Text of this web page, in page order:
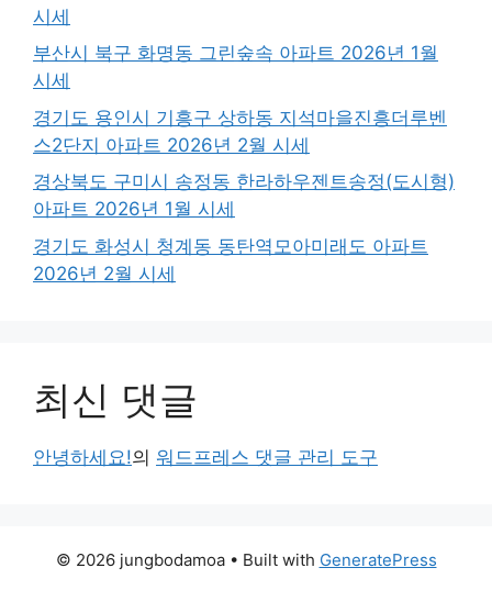
시세
부산시 북구 화명동 그린숲속 아파트 2026년 1월
시세
경기도 용인시 기흥구 상하동 지석마을진흥더루벤
스2단지 아파트 2026년 2월 시세
경상북도 구미시 송정동 한라하우젠트송정(도시형)
아파트 2026년 1월 시세
경기도 화성시 청계동 동탄역모아미래도 아파트
2026년 2월 시세
최신 댓글
안녕하세요!의 워드프레스 댓글 관리 도구
© 2026 jungbodamoa• Built with GeneratePress